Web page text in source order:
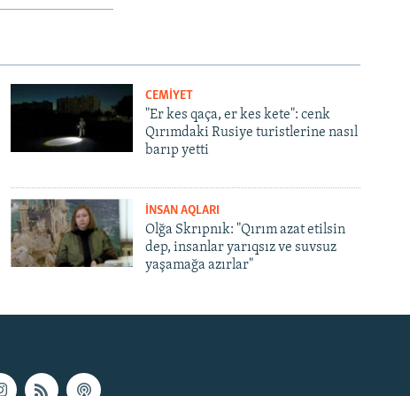
CEMİYET
"Er kes qaça, er kes kete": cenk
Qırımdaki Rusiye turistlerine nasıl
barıp yetti
İNSAN AQLARI
Olğa Skrıpnık: "Qırım azat etilsin
dep, insanlar yarıqsız ve suvsuz
yaşamağa azırlar"